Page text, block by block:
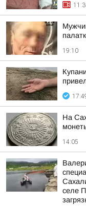
19:10
На
14:05
селе